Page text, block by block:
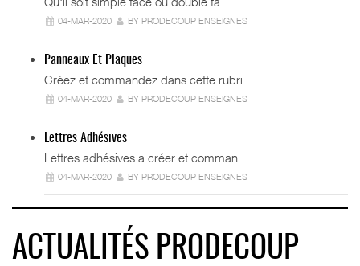
04-MAR-2020 BY PRODECOUP ENSEIGNES
Panneaux Et Plaques
Créez et commandez dans cette rubri…
04-MAR-2020 BY PRODECOUP ENSEIGNES
Lettres Adhésives
Lettres adhésives a créer et comman…
04-MAR-2020 BY PRODECOUP ENSEIGNES
ACTUALITÉS PRODECOUP